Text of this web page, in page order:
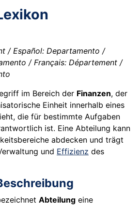
/ Español: Departamento /
/ Français: Département /
im Bereich der Finanzen, der
Einheit innerhalb eines
die für bestimmte Aufgaben
ist. Eine Abteilung kann
abdecken und trägt
und Effizienz des
Abteilung eine